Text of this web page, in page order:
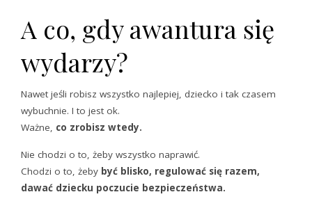
A co, gdy awantura się
wydarzy?
Nawet jeśli robisz wszystko najlepiej, dziecko i tak czasem
wybuchnie. I to jest ok.
Ważne, co zrobisz wtedy.
Nie chodzi o to, żeby wszystko naprawić.
Chodzi o to, żeby być blisko, regulować się razem,
dawać dziecku poczucie bezpieczeństwa.